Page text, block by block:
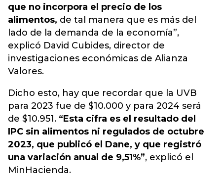
que no incorpora el precio de los
alimentos, de tal manera que es más del
lado de la demanda de la economía”,
explicó David Cubides, director de
investigaciones económicas de Alianza
Valores.
Dicho esto, hay que recordar que la UVB
para 2023 fue de $10.000 y para 2024 será
de $10.951. “Esta cifra es el resultado del
IPC sin alimentos ni regulados de octubre
2023, que publicó el Dane, y que registró
una variación anual de 9,51%”, explicó el
MinHacienda.